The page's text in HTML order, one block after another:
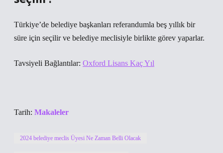
Türkiye’de belediye başkanları referandumla beş yıllık bir
süre için seçilir ve belediye meclisiyle birlikte görev yaparlar.
Tavsiyeli Bağlantılar: Oxford Lisans Kaç Yıl
Tarih: Makaleler
2024 belediye meclis Üyesi Ne Zaman Belli Olacak